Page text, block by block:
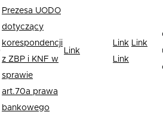
Prezesa UODO
dotyczący
korespondencji
z ZBP i KNF w
sprawie
art.70a prawa
bankowego
Link
Link Link
Link